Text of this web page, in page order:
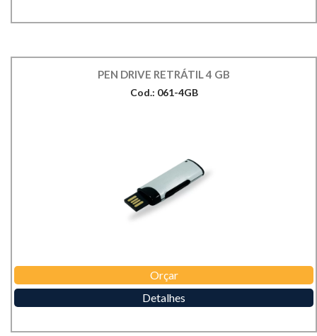
PEN DRIVE RETRÁTIL 4 GB
Cod.: 061-4GB
Orçar
Detalhes